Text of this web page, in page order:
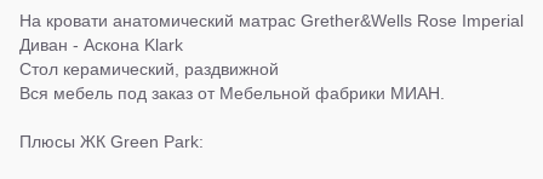
На кровати анатомический матрас Grether&Wells Rose Imperial
Диван - Аскона Klark
Стол керамический, раздвижной
Вся мебель под заказ от Мебельной фабрики МИАН.
Плюсы ЖК Green Park: